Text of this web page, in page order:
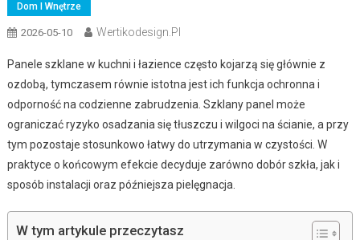
Dom I Wnętrze
2026-05-10 Wertikodesign.pl
Panele szklane w kuchni i łazience często kojarzą się głównie z
ozdobą, tymczasem równie istotna jest ich funkcja ochronna i
odporność na codzienne zabrudzenia. Szklany panel może
ograniczać ryzyko osadzania się tłuszczu i wilgoci na ścianie, a przy
tym pozostaje stosunkowo łatwy do utrzymania w czystości. W
praktyce o końcowym efekcie decyduje zarówno dobór szkła, jak i
sposób instalacji oraz późniejsza pielęgnacja.
W tym artykule przeczytasz